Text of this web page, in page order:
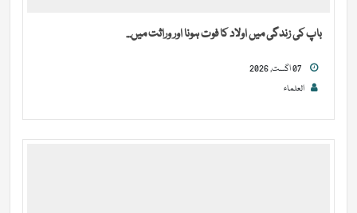
باپ کی زندگی میں اولاد کا فوت ہونا اور وراثت میں...
العلماء